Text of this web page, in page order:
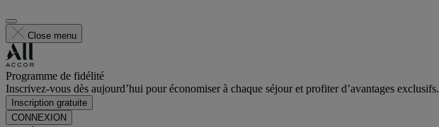
Close menu
Programme de fidélité
Inscrivez-vous dès aujourd’hui pour économiser à chaque séjour et profiter d’avantages exclusifs.
Inscription gratuite
CONNEXION